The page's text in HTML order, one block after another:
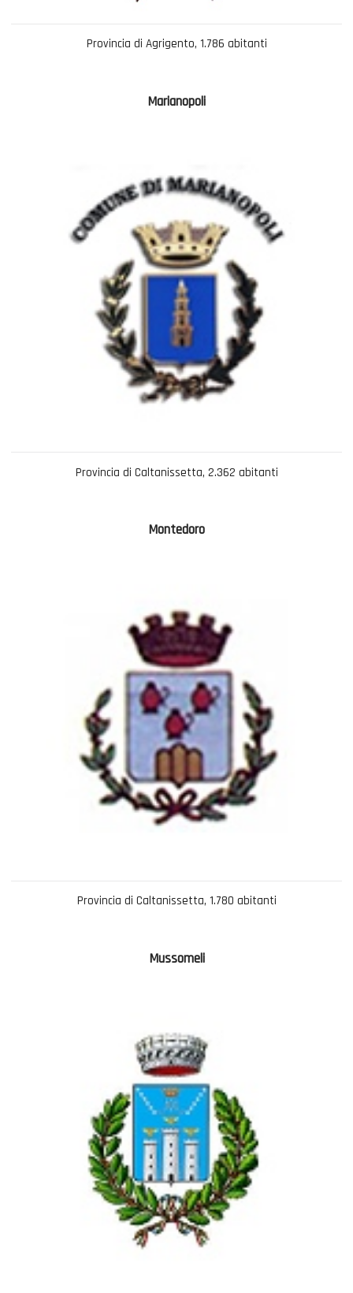
Provincia di Agrigento, 1.786 abitanti
Marianopoli
Provincia di Caltanissetta, 2.362 abitanti
Montedoro
Provincia di Caltanissetta, 1.780 abitanti
Mussomeli